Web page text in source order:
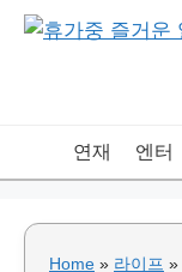
Skip
연재 엔터
Home » 라이프 »